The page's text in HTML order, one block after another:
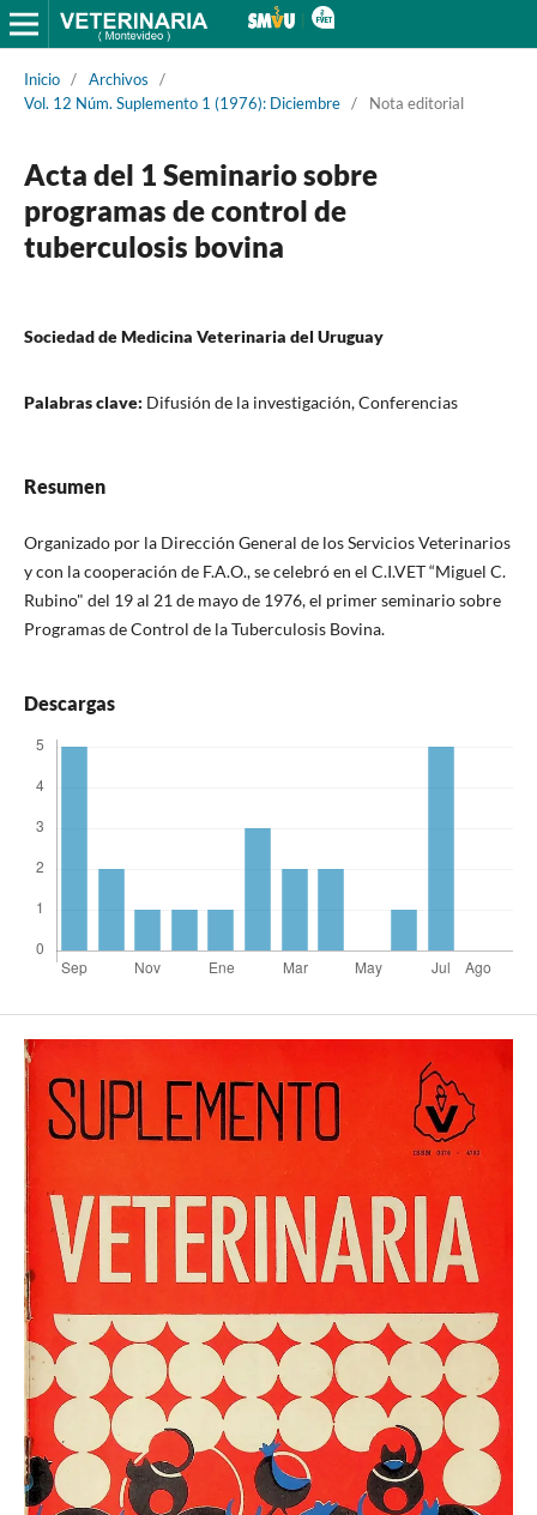
Inicio / Archivos
/
Vol. 12 Núm. Suplemento 1 (1976): Diciembre / Nota editorial
Acta del 1 Seminario sobre
programas de control de
tuberculosis bovina
Sociedad de Medicina Veterinaria del Uruguay
Palabras clave: Difusión de la investigación, Conferencias
Resumen
Organizado por la Dirección General de los Servicios Veterinarios
y con la cooperación de F.A.O., se celebró en el C.I.VET “Miguel C.
Rubino" del 19 al 21 de mayo de 1976, el primer seminario sobre
Programas de Control de la Tuberculosis Bovina.
Descargas